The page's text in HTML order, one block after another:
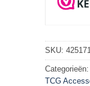
SKU:
Categorieën:
TCG